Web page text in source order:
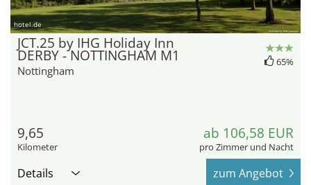
hotel.de
JCT.25 by IHG Holiday Inn
DERBY - NOTTINGHAM M1
Nottingham
65%
9,65
Kilometer
ab 106,58 EUR
pro Zimmer und Nacht
Details zum Angebot